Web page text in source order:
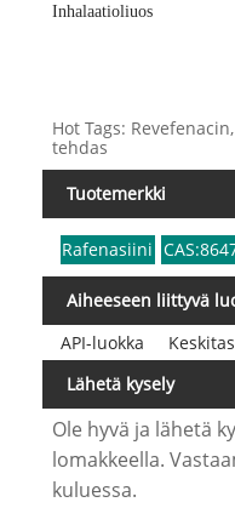
Inhalaatioliuos
Hot Tags:
tehdas
Tuotemerkki
Rafenasiini
Aiheeseen liittyvä
API-luokka
Lähetä kysely
Ole hyvä ja lähetä
lomakkeella.
kuluessa.